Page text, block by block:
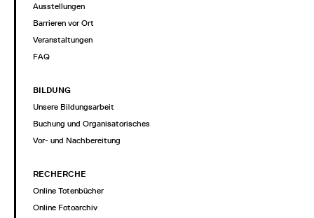
Ausstellungen
Barrieren vor Ort
Veranstaltungen
FAQ
BILDUNG
Unsere Bildungsarbeit
Buchung und Organisatorisches
Vor- und Nachbereitung
RECHERCHE
Online Totenbücher
Online Fotoarchiv